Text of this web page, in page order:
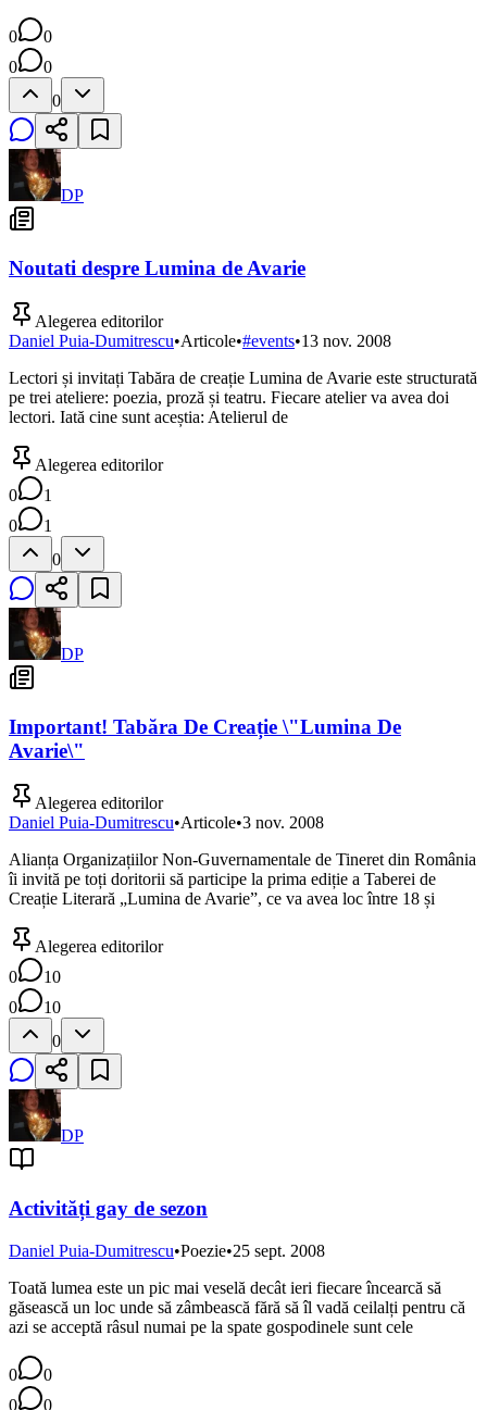
0
0
0
0
0
DP
Noutati despre Lumina de Avarie
Alegerea editorilor
Daniel Puia-Dumitrescu•Articole•#events•13 nov. 2008
Lectori și invitați Tabăra de creație Lumina de Avarie este structurată
pe trei ateliere: poezia, proză și teatru. Fiecare atelier va avea doi
lectori. Iată cine sunt aceștia: Atelierul de
Alegerea editorilor
0
1
0
1
0
DP
Important! Tabăra De Creație \"Lumina De
Avarie\"
Alegerea editorilor
Daniel Puia-Dumitrescu•Articole•3 nov. 2008
Alianța Organizațiilor Non-Guvernamentale de Tineret din România
îi invită pe toți doritorii să participe la prima ediție a Taberei de
Creație Literară „Lumina de Avarie”, ce va avea loc între 18 și
Alegerea editorilor
0
10
0
10
0
DP
Activități gay de sezon
Daniel Puia-Dumitrescu•Poezie•25 sept. 2008
Toată lumea este un pic mai veselă decât ieri fiecare încearcă să
găsească un loc unde să zâmbească fără să îl vadă ceilalți pentru că
azi se acceptă râsul numai pe la spate gospodinele sunt cele
0
0
0
0